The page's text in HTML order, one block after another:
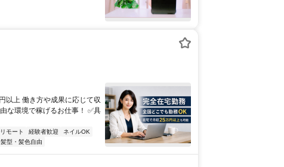
以上 働き方や成果に応じて収
な環境で稼げるお仕事！ ✅具
モート 経験者歓迎
ネイルOK
髪型・髪色自由